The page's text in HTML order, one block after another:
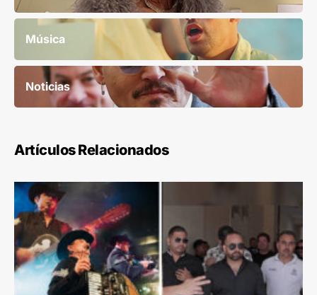
Música
Noticias
Artículos Relacionados